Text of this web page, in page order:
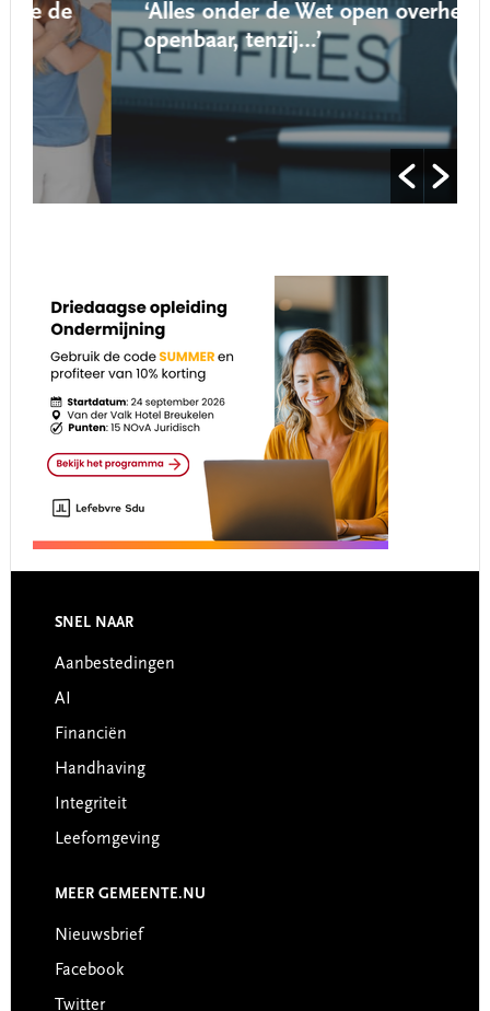
‘Alles onder de Wet open overheid is
openbaar, tenzij…’
Footer
SNEL NAAR
Aanbestedingen
AI
Financiën
Handhaving
Integriteit
Leefomgeving
MEER GEMEENTE.NU
Nieuwsbrief
Facebook
Twitter